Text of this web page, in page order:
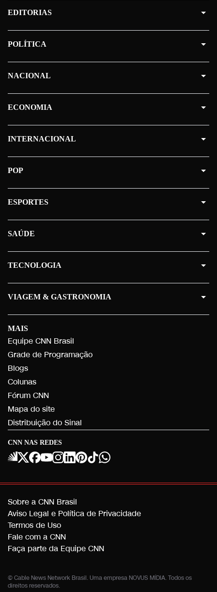
CNN NAS REDES
MAIS
Equipe CNN Brasil
Grade de Programação
Blogs
Colunas
Fórum CNN
Mapa do site
Distribuição do Sinal
EDITORIAS
POLÍTICA
NACIONAL
ECONOMIA
INTERNACIONAL
POP
ESPORTES
SAÚDE
TECNOLOGIA
VIAGEM & GASTRONOMIA
Sobre a CNN Brasil
Aviso Legal e Política de Privacidade
Termos de Uso
Fale com a CNN
Faça parte da Equipe CNN
© Cable News Network Brasil. Uma empresa NOVUS MÍDIA. Todos os
direitos reservados.